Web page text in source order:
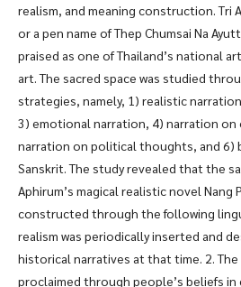
realism, and meaning construction. Tri
or a pen name of Thep Chumsai Na
praised as one of Thailand’s national
art. The sacred space was studied
strategies, namely, 1) realistic
3) emotional narration, 4) narration on
narration on political thoughts, and 6)
Sanskrit. The study revealed that the
Aphirum’s magical realistic novel Nang
constructed through the following
realism was periodically inserted and
historical narratives at that time. 2. The
proclaimed through people’s beliefs in